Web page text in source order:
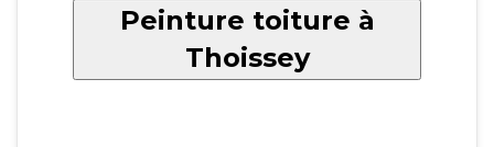
Peinture toiture à
Thoissey